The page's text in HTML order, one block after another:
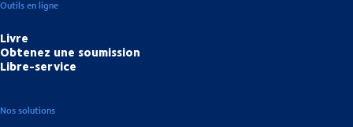
Outils en ligne
Livre
Obtenez une soumission
Libre-service
Nos solutions